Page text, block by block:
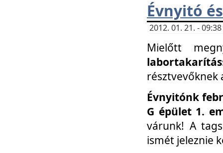
Évnyitó
2012. 01. 21. -
Mielőtt
labortakarítás
résztvevőknek
Évnyitónk
G épület 1.
várunk! A
ismét jeleznie